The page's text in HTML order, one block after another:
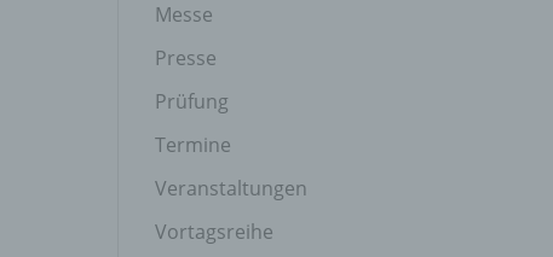
Messe
Presse
Prüfung
Termine
Veranstaltungen
Vortagsreihe